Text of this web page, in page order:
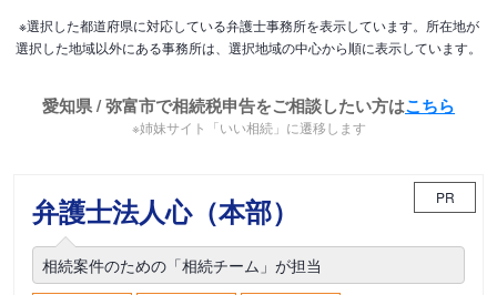
※選択した都道府県に対応している弁護士事務所を表示しています。所在地が
選択した地域以外にある事務所は、選択地域の中心から順に表示しています。
愛知県 / 弥富市で相続税申告をご相談したい方はこちら
※姉妹サイト「いい相続」に遷移します
弁護士法人心（本部） PR
相続案件のための「相続チーム」が担当